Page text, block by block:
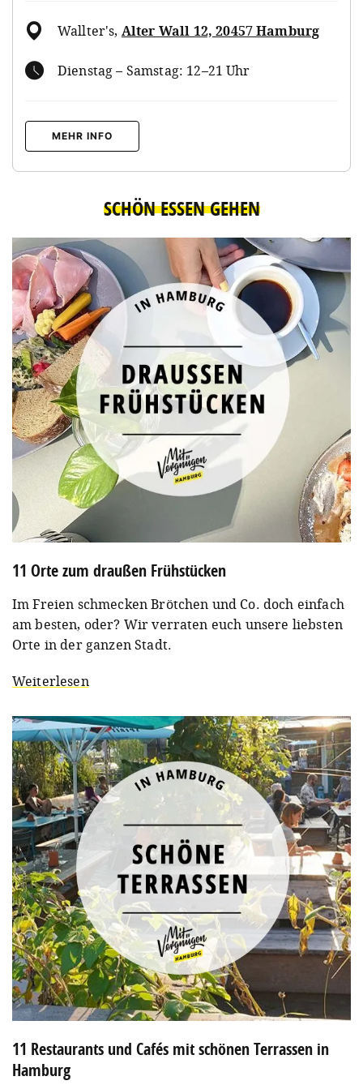
Wallter's, Alter Wall 12, 20457 Hamburg
Dienstag – Samstag: 12–21 Uhr
MEHR INFO
SCHÖN ESSEN GEHEN
11 Orte zum draußen Frühstücken
Im Freien schmecken Brötchen und Co. doch einfach
am besten, oder? Wir verraten euch unsere liebsten
Orte in der ganzen Stadt.
Weiterlesen
11 Restaurants und Cafés mit schönen Terrassen in
Hamburg